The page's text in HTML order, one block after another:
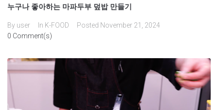
누구나 좋아하는 마파두부 덮밥 만들기
By user In K-FOOD Posted November 21, 2024
0 Comment(s)